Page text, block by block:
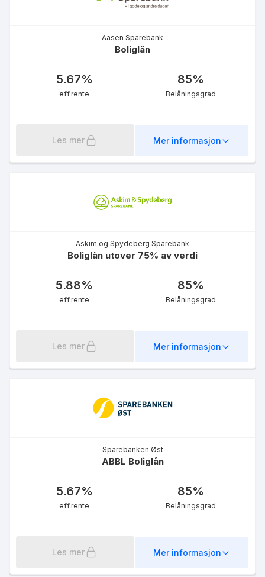
Førstehjemslån
LOfavør Grønt Boliglån
eff.rente
Flexilån 60 %
eff.rente
Grønt boliglån 75 %
Aasen Sparebank
Boliglån
5.67%
eff.rente
85%
Belåningsgrad
Les mer Mer informasjon
Askim og Spydeberg Sparebank
Boliglån utover 75% av verdi
5.88%
eff.rente
85%
Belåningsgrad
Les mer Mer informasjon
Sparebanken Øst
ABBL Boliglån
5.67%
eff.rente
85%
Belåningsgrad
Les mer Mer informasjon